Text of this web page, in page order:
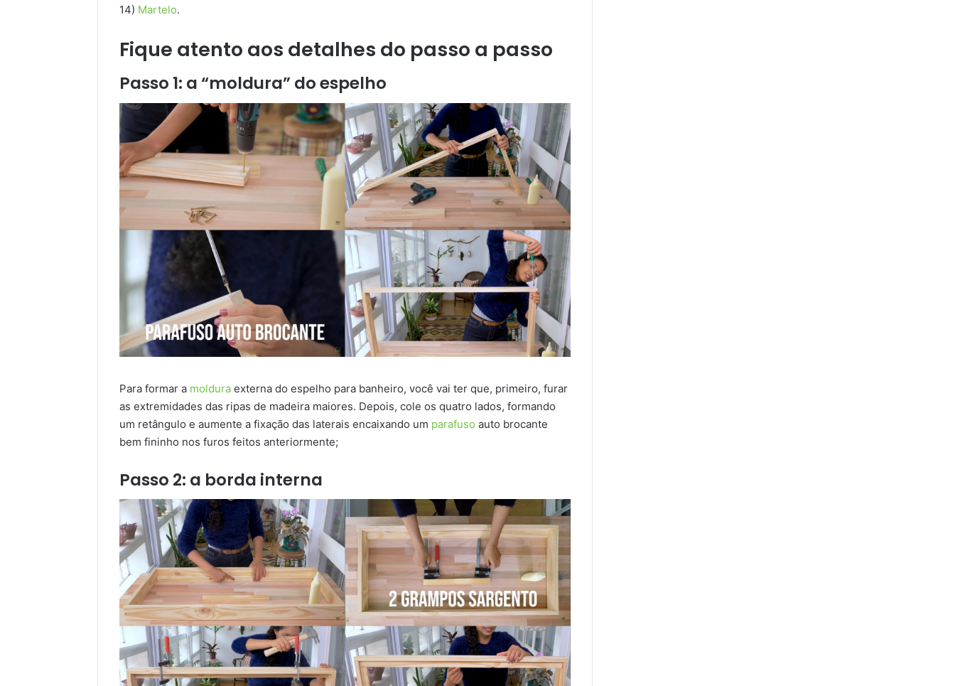
14) Martelo.
Fique atento aos detalhes do passo a passo
Passo 1: a “moldura” do espelho
Para formar a moldura externa do espelho para banheiro, você vai ter que, primeiro, furar
as extremidades das ripas de madeira maiores. Depois, cole os quatro lados, formando
um retângulo e aumente a fixação das laterais encaixando um parafuso auto brocante
bem fininho nos furos feitos anteriormente;
Passo 2: a borda interna